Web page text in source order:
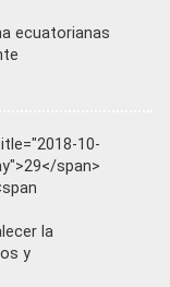
ecuatorianas
10-
span>
la
y